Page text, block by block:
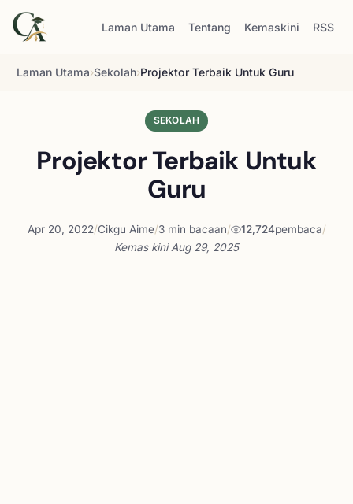
Laman Utama Tentang Kemaskini RSS
Laman Utama›Sekolah›Projektor Terbaik Untuk Guru
SEKOLAH
Projektor Terbaik Untuk
Guru
Apr 20, 2022/Cikgu Aime/3 min bacaan/ 12,724pembaca/
Kemas kiniAug 29, 2025